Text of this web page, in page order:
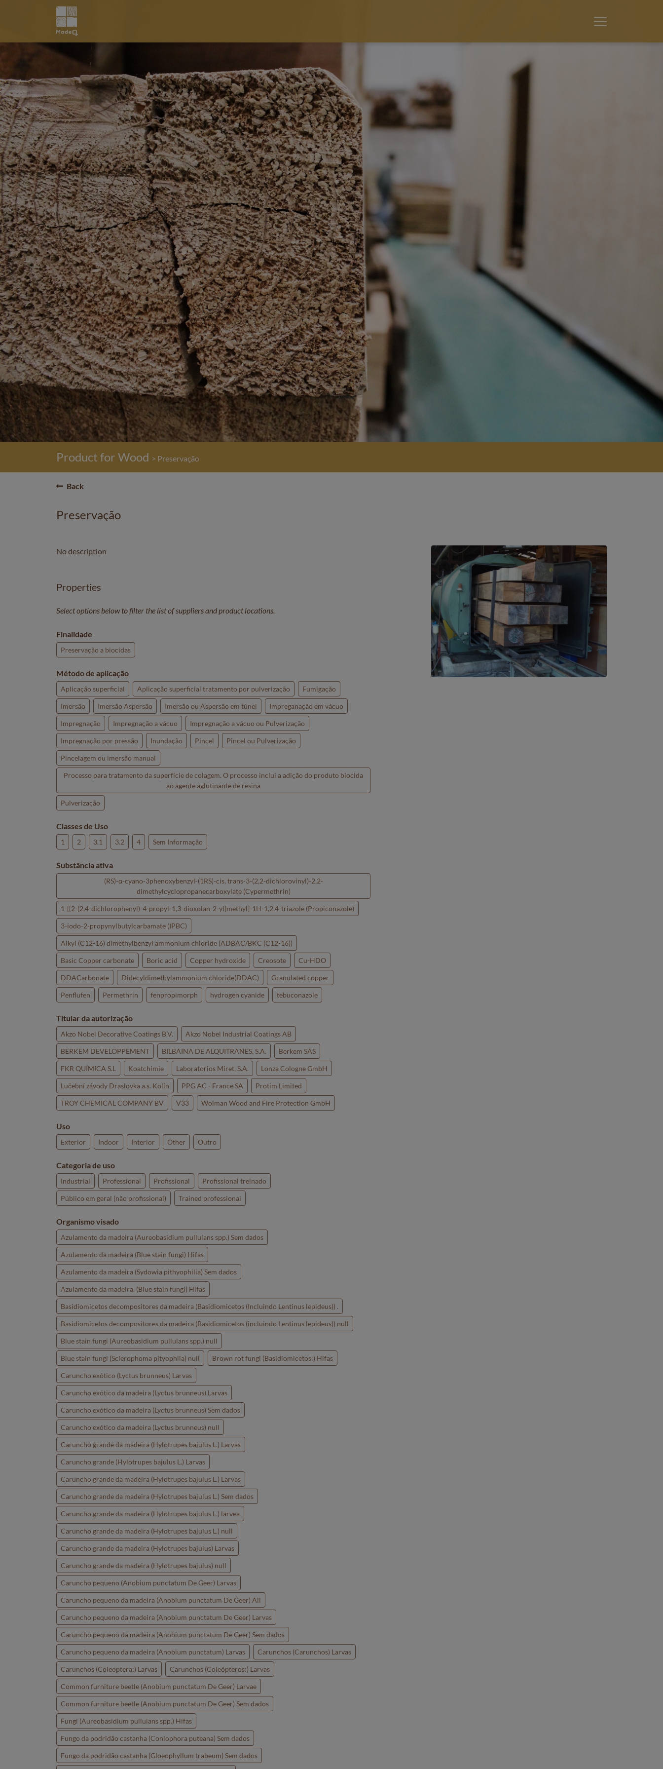
Product for Wood > Preservação
Back
Preservação
No description
Properties
Select options below to filter the list of suppliers and product locations.
Finalidade
Preservação a biocidas
Método de aplicação
Aplicação superficial Aplicação superficial tratamento por pulverização Fumigação
Imersão Imersão Aspersão Imersão ou Aspersão em túnel Impreganação em vácuo
Impregnação Impregnação a vácuo Impregnação a vácuo ou Pulverização
Impregnação por pressão Inundação Pincel Pincel ou Pulverização
Pincelagem ou imersão manual
Processo para tratamento da superfície de colagem. O processo inclui a adição do produto biocida
ao agente aglutinante de resina
Pulverização
Classes de Uso
1 2 3.1 3.2 4 Sem Informação
Substância ativa
(RS)-α-cyano-3phenoxybenzyl-(1RS)-cis, trans-3-(2,2-dichlorovinyl)-2,2-
dimethylcyclopropanecarboxylate (Cypermethrin)
1-[[2-(2,4-dichlorophenyl)-4-propyl-1,3-dioxolan-2-yl]methyl]-1H-1,2,4-triazole (Propiconazole)
3-iodo-2-propynylbutylcarbamate (IPBC)
Alkyl (C12-16) dimethylbenzyl ammonium chloride (ADBAC/BKC (C12-16))
Basic Copper carbonate Boric acid Copper hydroxide Creosote Cu-HDO
DDACarbonate Didecyldimethylammonium chloride(DDAC) Granulated copper
Penflufen Permethrin fenpropimorph hydrogen cyanide tebuconazole
Titular da autorização
Akzo Nobel Decorative Coatings B.V. Akzo Nobel Industrial Coatings AB
BERKEM DEVELOPPEMENT BILBAINA DE ALQUITRANES, S.A. Berkem SAS
FKR QUÍMICA S.L Koatchimie Laboratorios Miret, S.A. Lonza Cologne GmbH
Lučební závody Draslovka a.s. Kolín PPG AC - France SA Protim Limited
TROY CHEMICAL COMPANY BV V33 Wolman Wood and Fire Protection GmbH
Uso
Exterior Indoor Interior Other Outro
Categoria de uso
Industrial Professional Profissional Profissional treinado
Público em geral (não profissional) Trained professional
Organismo visado
Azulamento da madeira (Aureobasidium pullulans spp.) Sem dados
Azulamento da madeira (Blue stain fungi) Hifas
Azulamento da madeira (Sydowia pithyophilia) Sem dados
Azulamento da madeira. (Blue stain fungi) Hifas
Basidiomicetos decompositores da madeira (Basidiomicetos (Incluindo Lentinus lepideus)) .
Basidiomicetos decompositores da madeira (Basidiomicetos (incluindo Lentinus lepideus)) null
Blue stain fungi (Aureobasidium pullulans spp.) null
Blue stain fungi (Sclerophoma pityophila) null Brown rot fungi (Basidiomicetos:) Hifas
Caruncho exótico (Lyctus brunneus) Larvas
Caruncho exótico da madeira (Lyctus brunneus) Larvas
Caruncho exótico da madeira (Lyctus brunneus) Sem dados
Caruncho exótico da madeira (Lyctus brunneus) null
Caruncho grande da madeira (Hylotrupes bajulus L.) Larvas
Caruncho grande (Hylotrupes bajulus L.) Larvas
Caruncho grande da madeira (Hylotrupes bajulus L.) Larvas
Caruncho grande da madeira (Hylotrupes bajulus L.) Sem dados
Caruncho grande da madeira (Hylotrupes bajulus L.) larvea
Caruncho grande da madeira (Hylotrupes bajulus L.) null
Caruncho grande da madeira (Hylotrupes bajulus) Larvas
Caruncho grande da madeira (Hylotrupes bajulus) null
Caruncho pequeno (Anobium punctatum De Geer) Larvas
Caruncho pequeno da madeira (Anobium punctatum De Geer) All
Caruncho pequeno da madeira (Anobium punctatum De Geer) Larvas
Caruncho pequeno da madeira (Anobium punctatum De Geer) Sem dados
Caruncho pequeno da madeira (Anobium punctatum) Larvas Carunchos (Carunchos) Larvas
Carunchos (Coleoptera:) Larvas Carunchos (Coleópteros:) Larvas
Common furniture beetle (Anobium punctatum De Geer) Larvae
Common furniture beetle (Anobium punctatum De Geer) Sem dados
Fungi (Aureobasidium pullulans spp.) Hifas
Fungo da podridão castanha (Coniophora puteana) Sem dados
Fungo da podridão castanha (Gloeophyllum trabeum) Sem dados